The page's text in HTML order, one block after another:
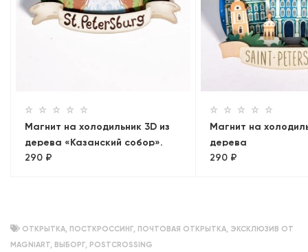
Магнит на холодильник 3D из
дерева «Казанский собор».
Санкт-Петербург
290 ₽
Магнит на
дерева
290 ₽
ОТКРЫТКА, ПОСТКРОССИНГ, ПОЧТОВАЯ ОТКРЫТКА, ЭКСКЛЮЗИВ ОТ
MAGNIART ВЫБОРГ POSTCROSSING